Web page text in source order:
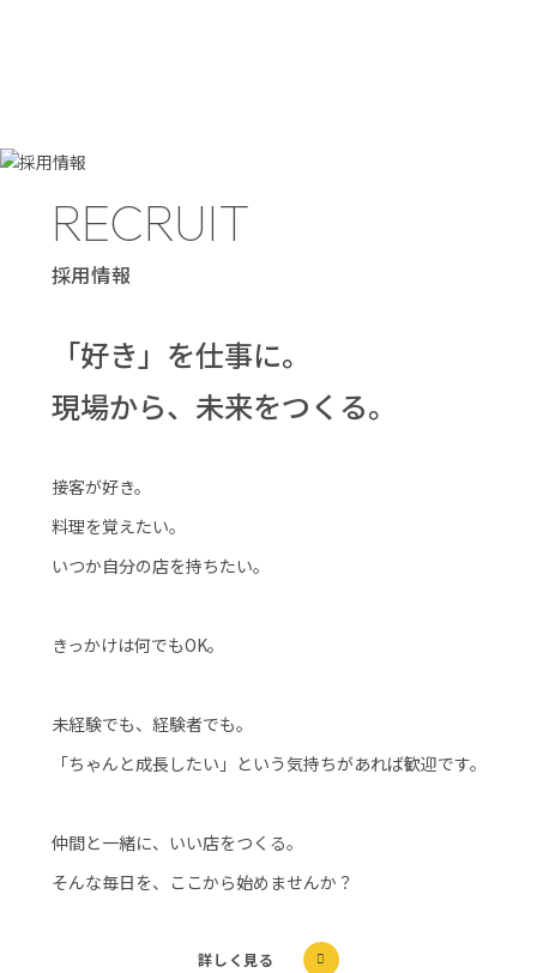
RECRUIT
採用情報
「好き」を仕事に。
現場から、未来をつくる。
接客が好き。
料理を覚えたい。
いつか自分の店を持ちたい。
きっかけは何でもOK。
未経験でも、経験者でも。
「ちゃんと成長したい」という気持ちがあれば歓迎です。
仲間と一緒に、いい店をつくる。
そんな毎日を、ここから始めませんか？
詳しく見る